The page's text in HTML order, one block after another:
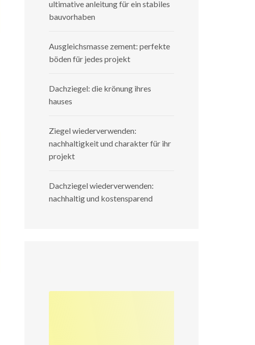
ultimative anleitung für ein stabiles
bauvorhaben
Ausgleichsmasse zement: perfekte
böden für jedes projekt
Dachziegel: die krönung ihres
hauses
Ziegel wiederverwenden:
nachhaltigkeit und charakter für ihr
projekt
Dachziegel wiederverwenden:
nachhaltig und kostensparend